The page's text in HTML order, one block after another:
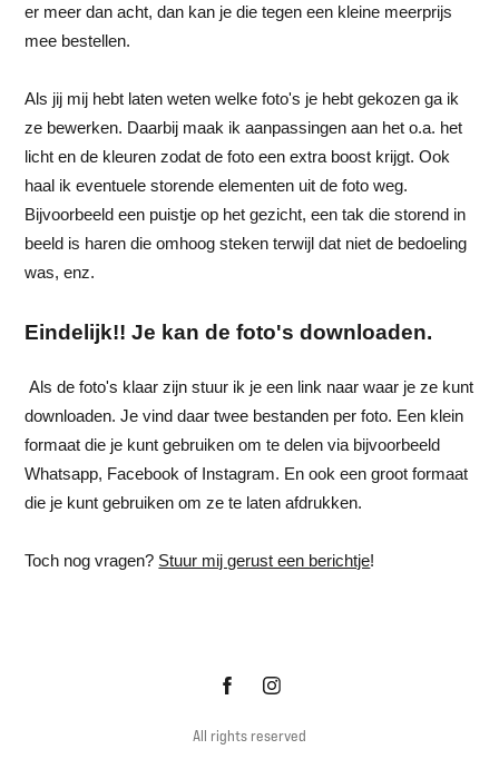
er meer dan acht, dan kan je die tegen een kleine meerprijs
mee bestellen.
Als jij mij hebt laten weten welke foto's je hebt gekozen ga ik
ze bewerken. Daarbij maak ik aanpassingen aan het o.a. het
licht en de kleuren zodat de foto een extra boost krijgt. Ook
haal ik eventuele storende elementen uit de foto weg.
Bijvoorbeeld een puistje op het gezicht, een tak die storend in
beeld is haren die omhoog steken terwijl dat niet de bedoeling
was, enz.
Eindelijk!! Je kan de foto's downloaden.
Als de foto's klaar zijn stuur ik je een link naar waar je ze kunt
downloaden. Je vind daar twee bestanden per foto. Een klein
formaat die je kunt gebruiken om te delen via bijvoorbeeld
Whatsapp, Facebook of Instagram. En ook een groot formaat
die je kunt gebruiken om ze te laten afdrukken.
Toch nog vragen? Stuur mij gerust een berichtje!
All rights reserved